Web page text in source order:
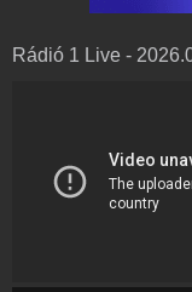
Rádió 1 Live -